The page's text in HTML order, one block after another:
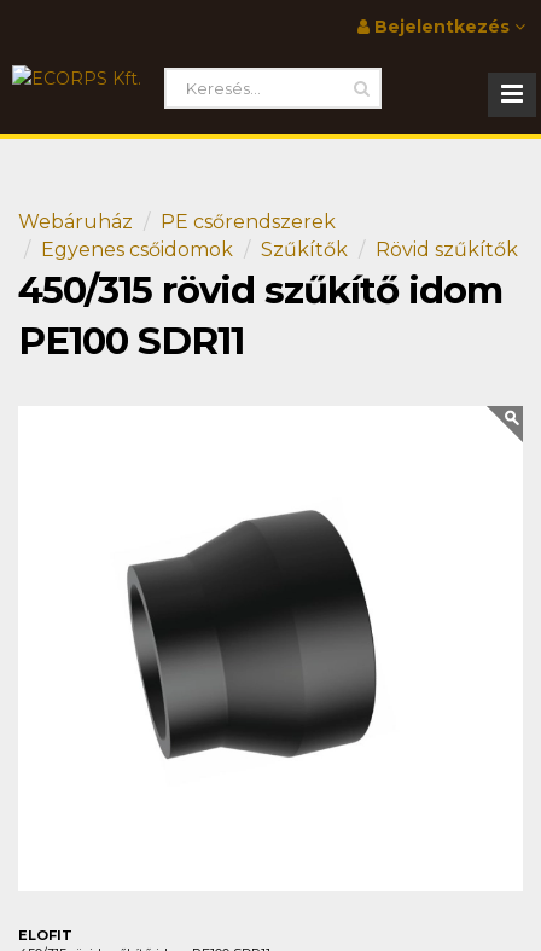
Bejelentkezés
Webáruház
PE csőrendszerek
Egyenes csőidomok
Szűkítők Rövid szűkítők
450/315 rövid szűkítő idom
PE100 SDR11
ELOFIT